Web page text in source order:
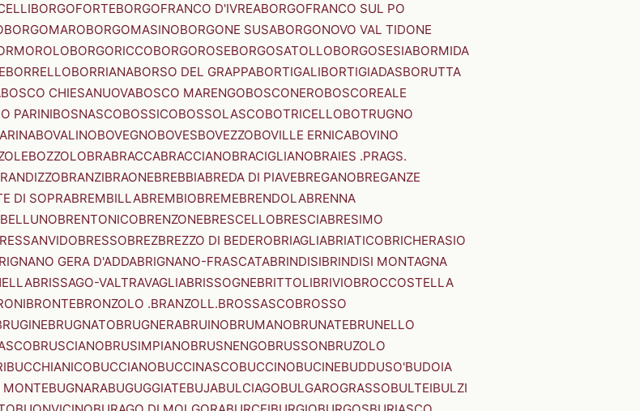
BORGOFORTEBORGOFRANCO D'IVREABORGOFRANCO SUL PO
BORGOMAROBORGOMASINOBORGONE SUSABORGONOVO VAL TIDONE
BORGORICCOBORGOROSEBORGOSATOLLOBORGOSESIABORMIDA
BORRELLOBORRIANABORSO DEL GRAPPABORTIGALIBORTIGIADASBORUTTA
BOSCO CHIESANUOVABOSCO MARENGOBOSCONEROBOSCOREALE
PARINIBOSNASCOBOSSICOBOSSOLASCOBOTRICELLOBOTRUGNO
BOVALINOBOVEGNOBOVESBOVEZZOBOVILLE ERNICABOVINO
BOZZOLOBRABRACCABRACCIANOBRACIGLIANOBRAIES .PRAGS.
BRANZIBRAONEBREBBIABREDA DI PIAVEBREGANOBREGANZE
DI SOPRABREMBILLABREMBIOBREMEBRENDOLABRENNA
BRENTONICOBRENZONEBRESCELLOBRESCIABRESIMO
BRESSOBREZBREZZO DI BEDEROBRIAGLIABRIATICOBRICHERASIO
GERA D'ADDABRIGNANO-FRASCATABRINDISIBRINDISI MONTAGNA
BRISSAGO-VALTRAVAGLIABRISSOGNEBRITTOLIBRIVIOBROCCOSTELLA
BRONTEBRONZOLO .BRANZOLL.BROSSASCOBROSSO
BRUGNATOBRUGNERABRUINOBRUMANOBRUNATEBRUNELLO
BRUSCIANOBRUSIMPIANOBRUSNENGOBRUSSONBRUZOLO
BUCCHIANICOBUCCIANOBUCCINASCOBUCCINOBUCINEBUDDUSO'BUDOIA
MONTEBUGNARABUGUGGIATEBUJABULCIAGOBULGAROGRASSOBULTEIBULZI